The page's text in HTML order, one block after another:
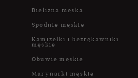
Bielizna męska
Spodnie męskie
Kamizelki i bezrękawniki
męskie
Obuwie męskie
Marynarki męskie